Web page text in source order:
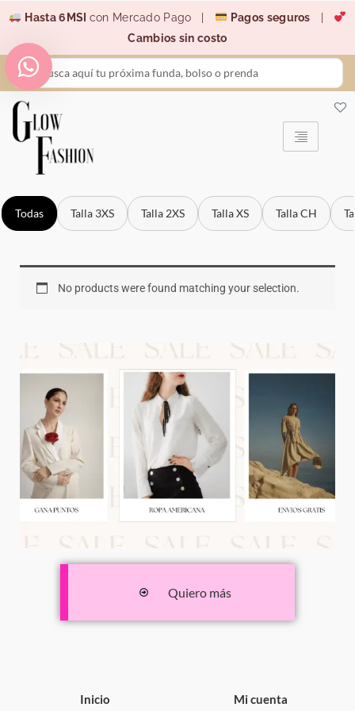
contenido
Hasta 6MSI con Mercado Pago | Pagos seguros
Cambios sin costo
Search
...
Todas Talla 3XS Talla 2XS Talla XS Talla CH
No products were found matching your selection.
Quiero más
Inicio Mi cuenta